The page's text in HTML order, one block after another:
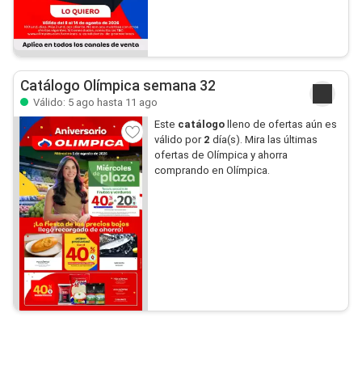
Catálogo Olímpica semana 32
Válido: 5 ago hasta 11 ago
Este catálogolleno de ofertas aún es
válido por 2 día(s). Mira las últimas
ofertas de Olímpica y ahorra
comprando en Olímpica.